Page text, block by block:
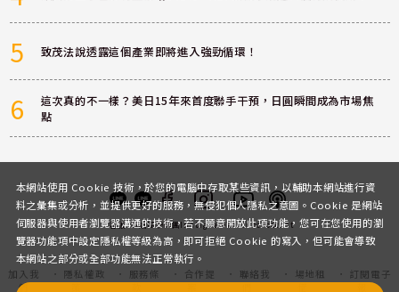
5 致茂法說透露這個產業即將進入強勁循環！
6
這次真的不一樣？美日15年來首度聯手干預，日圓瞬間成為市場焦
點
客服 討論區粉絲團InstagramYoutubePodcast
加入我
們
隱私權政
服務條
合作提
聯絡我
場地租
訂閱電子
本網站使用 Cookie 技術，於您的電腦中存取某些資訊，以輔助本網站進行資
料之彙集或分析，並提供更好的服務，無侵犯個人隱私之意圖。Cookie 是網站
伺服器與使用者瀏覽器溝通的技術，若不願意開放此項功能，您可在您使用的瀏
覽器功能項中設定隱私權等級為高，即可拒絕 Cookie 的寫入，但可能會導致
本網站之部分或全部功能無法正常執行。